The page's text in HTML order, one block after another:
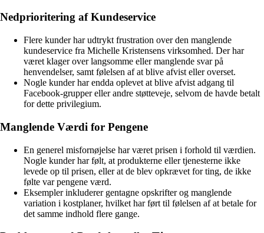
Nedprioritering af Kundeservice
Flere kunder har udtrykt frustration over den manglende
kundeservice fra Michelle Kristensens virksomhed. Der har
været klager over langsomme eller manglende svar på
henvendelser, samt følelsen af at blive afvist eller overset.
Nogle kunder har endda oplevet at blive afvist adgang til
Facebook-grupper eller andre støtteveje, selvom de havde betalt
for dette privilegium.
Manglende Værdi for Pengene
En generel misfornøjelse har været prisen i forhold til værdien.
Nogle kunder har følt, at produkterne eller tjenesterne ikke
levede op til prisen, eller at de blev opkrævet for ting, de ikke
følte var pengene værd.
Eksempler inkluderer gentagne opskrifter og manglende
variation i kostplaner, hvilket har ført til følelsen af at betale for
det samme indhold flere gange.